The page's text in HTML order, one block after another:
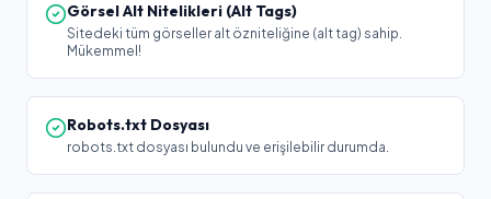
Görsel Alt Nitelikleri (Alt Tags)
Sitedeki tüm görseller alt özniteliğine (alt tag) sahip.
Mükemmel!
Robots.txt Dosyası
robots.txt dosyası bulundu ve erişilebilir durumda.